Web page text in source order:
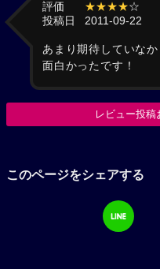
評価 ★★★★☆
投稿日
2011-09-22
あまり期待していな
面白かったです！
レビュー投稿
このページをシェアする